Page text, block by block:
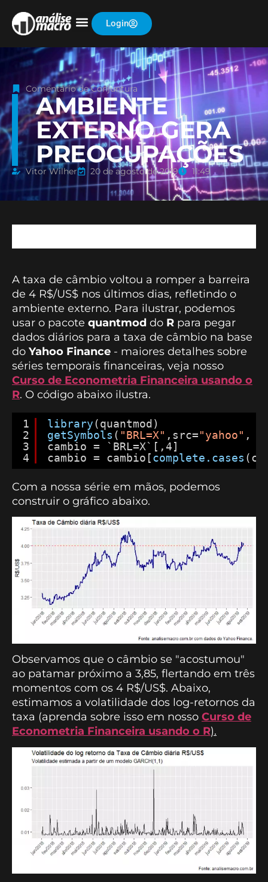
Login
Comentário de Conjuntura
AMBIENTE
EXTERNO GERA
PREOCUPAÇÕES
Vitor Wilher 20 de agosto de 2019 11:49
A taxa de câmbio voltou a romper a barreira
de 4 R$/US$ nos últimos dias, refletindo o
ambiente externo. Para ilustrar, podemos
usar o pacote quantmod do R para pegar
dados diários para a taxa de câmbio na base
do Yahoo Finance - maiores detalhes sobre
séries temporais financeiras, veja nosso
Curso de Econometria Financeira usando o
R. O código abaixo ilustra.
1
2
3
4
library(quantmod)
getSymbols ( "BRL=X" ,src="yahoo" ,
cambio = `BRL=X`[,4]
cambio = cambio[complete.cases
Com a nossa série em mãos, podemos
construir o gráfico abaixo.
Observamos que o câmbio se "acostumou"
ao patamar próximo a 3,85, flertando em três
momentos com os 4 R$/US$. Abaixo,
estimamos a volatilidade dos log-retornos da
taxa (aprenda sobre isso em nosso Curso de
Econometria Financeira usando o R).